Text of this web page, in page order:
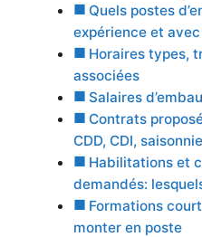
Quels postes
expérience et
Horaires types,
associées
Salaires
Contrats
CDD, CDI,
Habilitations et
demandés:
Formations
monter en poste